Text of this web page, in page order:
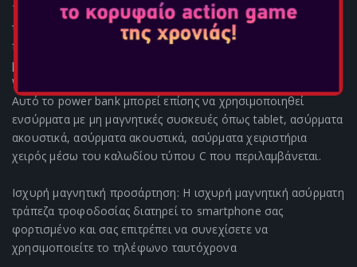
Τροφοδοτούμενο από μια ισχυρή μπαταρία 5000 mAh, αυτό
το power bank έχει τη δυνατότητα να φορτίζει πολλά από τα
πιο πρόσφατα smartphone με ενσωματωμένη τεχνολογία
μαγνήτη όπου κι αν πάτε! (Έξοδος ασύρματης φόρτισης: 15
W)
Αυτό το power bank μπορεί επίσης να χρησιμοποιηθεί
ενσύρματα με μη μαγνητικές συσκευές όπως tablet, ασύρματα
ακουστικά, ασύρματα ακουστικά, ασύρματα χειριστήρια
χειρός μέσω του καλωδίου τύπου C που περιλαμβάνεται.
Ισχυρή μαγνητική προσάρτηση: Η ισχυρή μαγνητική ασύρματη
τράπεζα τροφοδοσίας διατηρεί το smartphone σας
φορτισμένο και σας επιτρέπει να συνεχίσετε να
χρησιμοποιείτε το τηλέφωνο ταυτόχρονα